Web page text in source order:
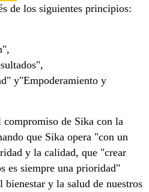
de los siguientes principios:
y"Empoderamiento y
de Sika con la
que Sika opera "con un
y la calidad, que "crear
es siempre una prioridad"
y la salud de nuestros